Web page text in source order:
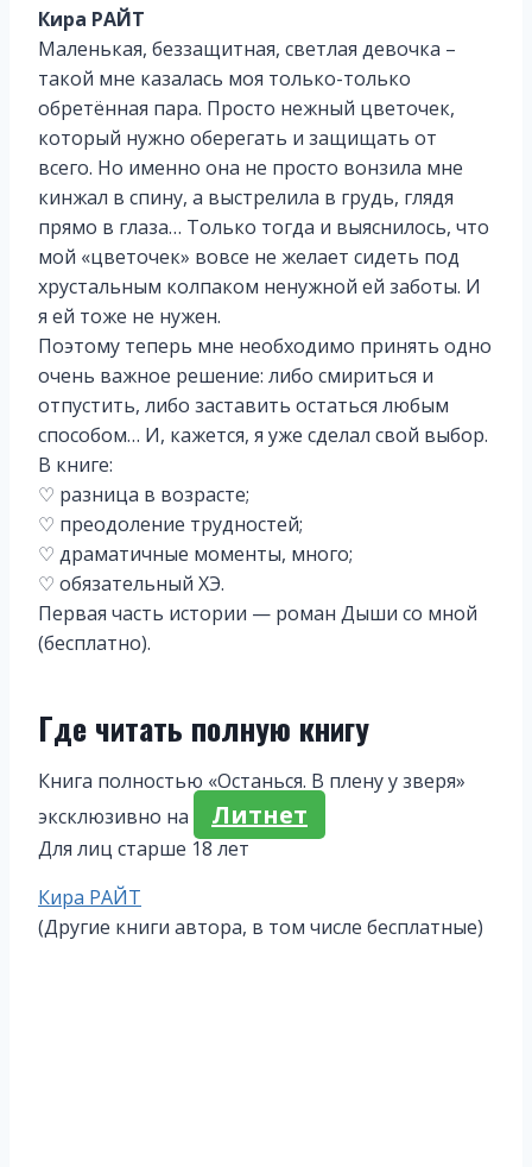
Кира РАЙТ
Маленькая, беззащитная, светлая девочка –
такой мне казалась моя только-только
обретённая пара. Просто нежный цветочек,
который нужно оберегать и защищать от
всего. Но именно она не просто вонзила мне
кинжал в спину, а выстрелила в грудь, глядя
прямо в глаза… Только тогда и выяснилось, что
мой «цветочек» вовсе не желает сидеть под
хрустальным колпаком ненужной ей заботы. И
я ей тоже не нужен.
Поэтому теперь мне необходимо принять одно
очень важное решение: либо смириться и
отпустить, либо заставить остаться любым
способом… И, кажется, я уже сделал свой выбор.
В книге:
♡ разница в возрасте;
♡ преодоление трудностей;
♡ драматичные моменты, много;
♡ обязательный ХЭ.
Первая часть истории — роман Дыши со мной
(бесплатно).
Где читать полную книгу
Книга полностью «Останься. В плену у зверя»
эксклюзивно на
Литнет
Для лиц старше 18 лет
Метки
записи:
Кира РАЙТ
(Другие книги автора, в том числе бесплатные)